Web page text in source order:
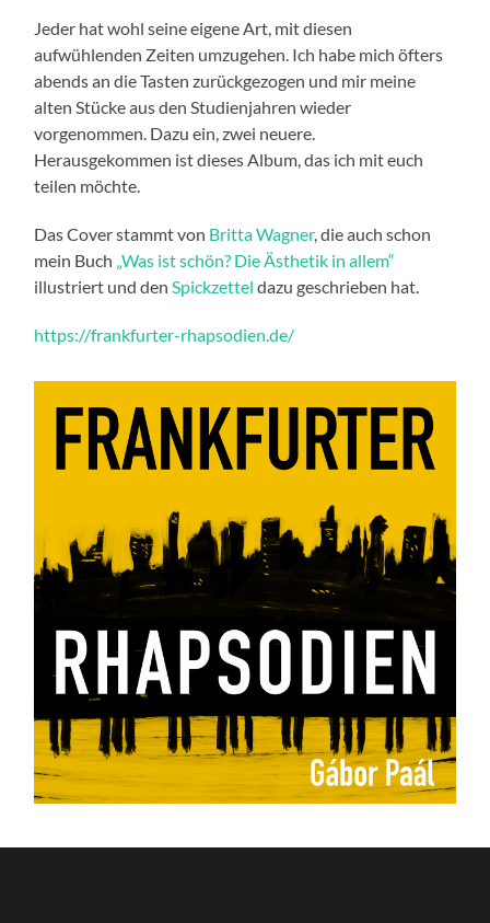
Jeder hat wohl seine eigene Art, mit diesen
aufwühlenden Zeiten umzugehen. Ich habe mich öfters
abends an die Tasten zurückgezogen und mir meine
alten Stücke aus den Studienjahren wieder
vorgenommen. Dazu ein, zwei neuere.
Herausgekommen ist dieses Album, das ich mit euch
teilen möchte.
Das Cover stammt von Britta Wagner, die auch schon
mein Buch „Was ist schön? Die Ästhetik in allem“
illustriert und denSpickzettel dazu geschrieben hat.
https://frankfurter-rhapsodien.de/